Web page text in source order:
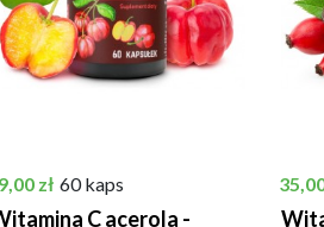
zł 60 kaps
C acerola -
Cena